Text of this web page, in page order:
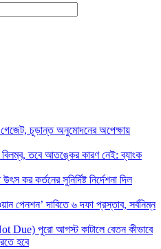
চূড়ান্ত অনুমোদনের অপেক্ষায়
তবে আতঙ্কের কারণ নেই: ব্যাংক
কর কর্তনের সুনির্দিষ্ট নির্দেশনা দিল
পেনশন’ দাবিতে ৬ দফা প্রস্তাব, সর্বনিম্ন
Due) পুরো আগস্ট কাটালে বেতন কীভাবে
হবে